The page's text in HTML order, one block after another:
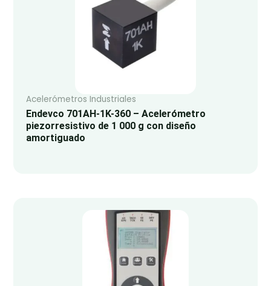
Acelerómetros Industriales
Endevco 701AH-1K-360 – Acelerómetro
piezorresistivo de 1 000 g con diseño
amortiguado